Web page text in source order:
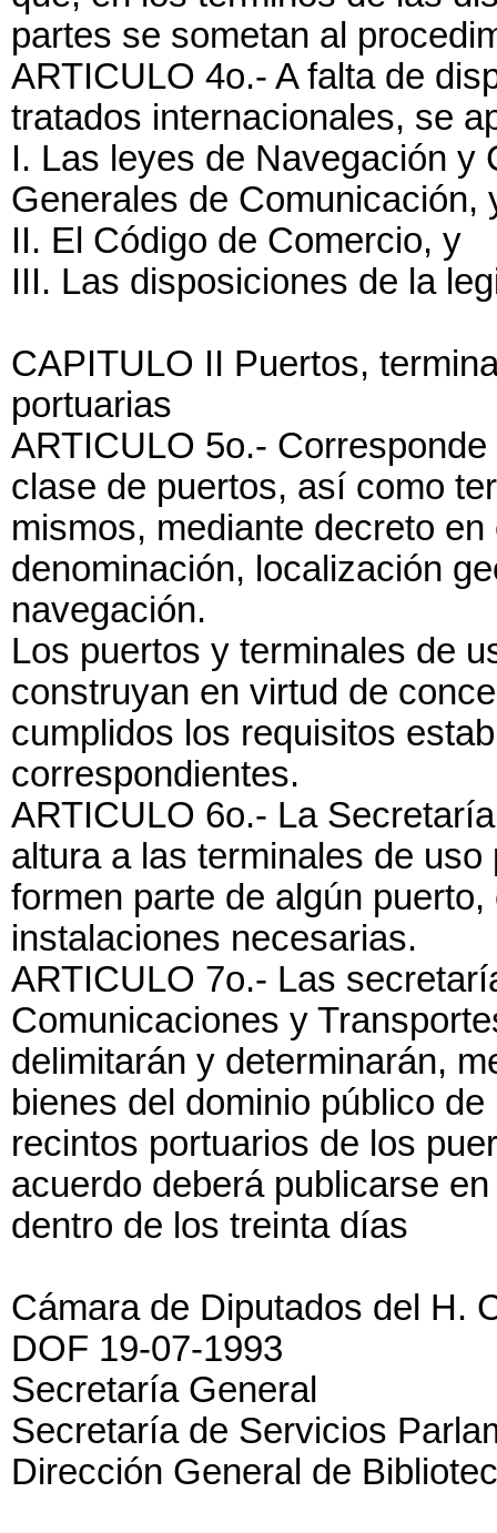
partes se sometan al
ARTICULO 4o.- A falta de
tratados internacionales, se
I. Las leyes de Navegación
Generales de
II. El Código de Comercio, y
III. Las disposiciones de la
CAPITULO II Puertos,
portuarias
ARTICULO 5o.-
clase de puertos, así como
mismos, mediante decreto
denominación, localización
navegación.
Los puertos y terminales de
construyan en virtud de
cumplidos los requisitos
correspondientes.
ARTICULO 6o.- La
altura a las terminales de
formen parte de algún
instalaciones necesarias.
ARTICULO 7o.- Las
Comunicaciones y
delimitarán y determinarán,
bienes del dominio público
recintos portuarios de los
acuerdo deberá publicarse
dentro de los treinta días
Cámara de Diputados del H.
DOF 19-07-1993
Secretaría General
Secretaría de Servicios
Dirección General de